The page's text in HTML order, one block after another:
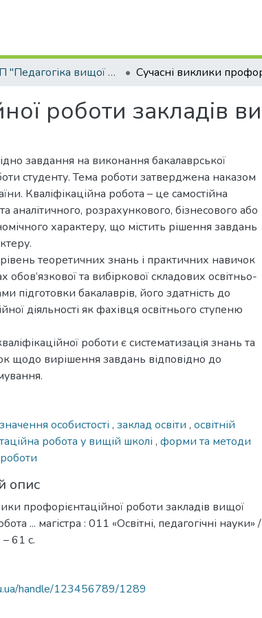
ОПП "Педагогіка вищої школи"
роботи закладів
завдання на виконання бакалаврської
студенту. Тема роботи затверджена наказом
Кваліфікаційна робота – це самостійна
аналітичного, розрахункового, бізнесового або
характеру, що містить рішення завдань
теоретичних знань і практичних навичок
та вибіркової складових освітньо-
підготовки бакалаврів, його здатність до
діяльності як фахівця освітнього ступеню
роботи є систематизація знань та
щодо вирішення завдань відповідно до
особистості , заклад освіти , освітній
робота у вищій школі , форми та методи
опис
профорієнтаційної роботи закладів вищої
... магістра : 011 «Освітні, педагогічні науки» /
61 с.
handle/123456789/1289